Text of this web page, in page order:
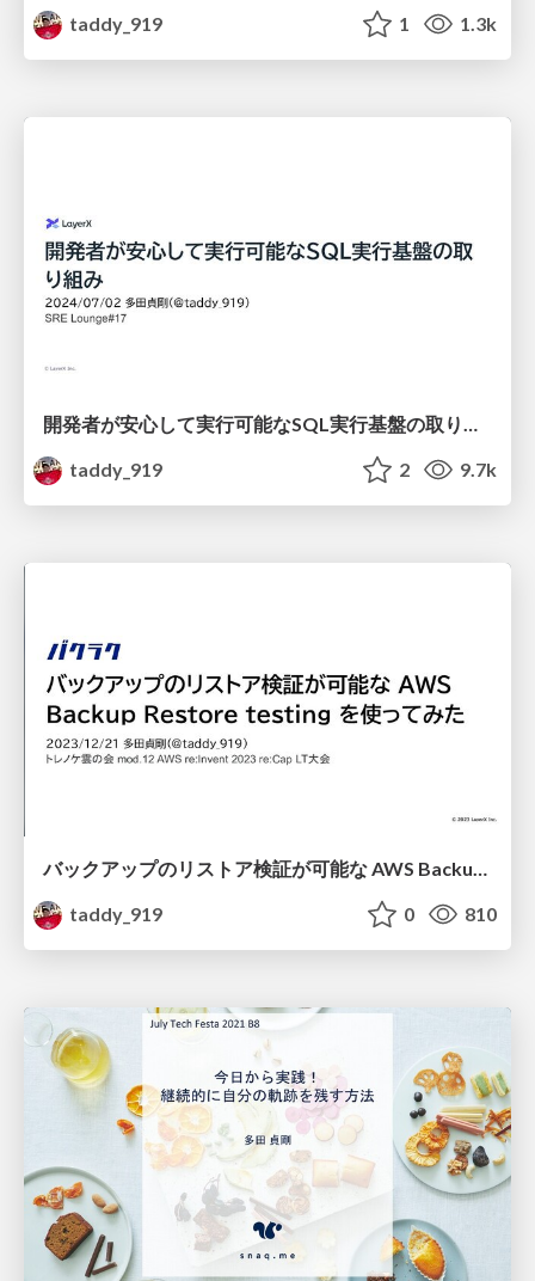
taddy_919
1 1.3k
開発者が安心して実行可能なSQL実行基盤の取り組み/Initiatives for a Secure SQL Execution Platform for Developers
taddy_919
2 9.7k
バックアップのリストア検証が可能な AWS Backup Restore testing を使ってみた/AWS Backup Restore testing, which enables backup restore verification
taddy_919
0 810